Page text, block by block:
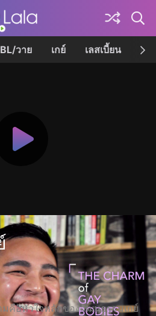
BL/วาย เกย์ เลสเบี้ยน เค
มคือหัวใจหลักของวัฒนธรรมเกย์